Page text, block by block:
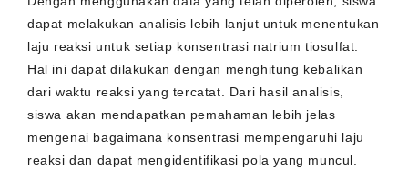
dapat melakukan analisis lebih lanjut untuk menentukan
laju reaksi untuk setiap konsentrasi natrium tiosulfat.
Hal ini dapat dilakukan dengan menghitung kebalikan
dari waktu reaksi yang tercatat. Dari hasil analisis,
siswa akan mendapatkan pemahaman lebih jelas
mengenai bagaimana konsentrasi mempengaruhi laju
reaksi dan dapat mengidentifikasi pola yang muncul.